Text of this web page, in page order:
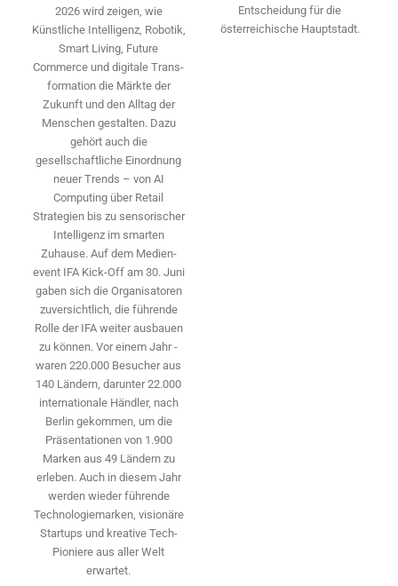
2026 wird ­zeigen, wie
Künstliche Intelligenz, Robotik,
Smart Living, Future
Commerce und digitale Trans­
formation die Märkte der
Zukunft und den Alltag der
Menschen gestalten. Dazu
gehört auch die
gesellschaftliche Einordnung
neuer Trends – von AI
Computing über Retail
Strategien bis zu sensorischer
Intelligenz im smarten
Zuhause. Auf dem Medien­
event IFA Kick-Off am 30. Juni
gaben sich die Organisatoren
zuversichtlich, die führende
Rolle der IFA weiter ausbauen
zu können. Vor einem Jahr ­
waren 220.000 Besucher aus
140 ­Ländern, ­darunter 22.000
internationale Händler, nach
Berlin gekommen, um die
Präsen­tationen von 1.900
Marken aus 49 Ländern zu
erleben. Auch in diesem Jahr
werden wieder führende
Technologiemarken, visionäre
Startups und ­kreative Tech-
Pioniere aus aller Welt
erwartet.
Entscheidung für die
österreichische Hauptstadt.